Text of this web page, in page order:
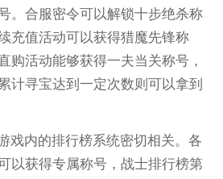
。合服密令可以解锁十步绝杀称
充值活动可以获得猎魔先锋称
购活动能够获得一夫当关称号，
计寻宝达到一定次数则可以拿到
戏内的排行榜系统密切相关。各
以获得专属称号，战士排行榜第